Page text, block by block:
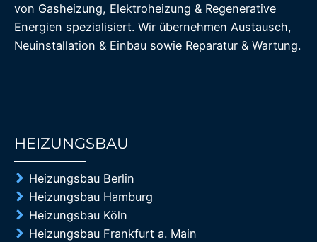
von Gasheizung, Elektroheizung & Regenerative
Energien spezialisiert. Wir übernehmen Austausch,
Neuinstallation & Einbau sowie Reparatur & Wartung.
HEIZUNGSBAU
Heizungsbau Berlin
Heizungsbau Hamburg
Heizungsbau Köln
Heizungsbau Frankfurt a. Main